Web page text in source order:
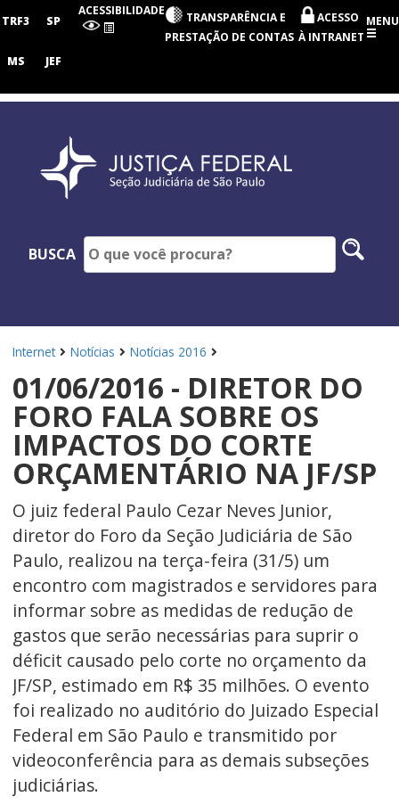
Judiciária
Paulo
TRF3 SP
MS JEF
ACESSIBILIDADE
TRANSPARÊNCIA E
PRESTAÇÃO DE CONTAS
ACESSO
À INTRANET
MENU
BUSCA
Internet Notícias Notícias 2016
01/06/2016 - DIRETOR DO
FORO FALA SOBRE OS
IMPACTOS DO CORTE
ORÇAMENTÁRIO NA JF/SP
O juiz federal Paulo Cezar Neves Junior,
diretor do Foro da Seção Judiciária de São
Paulo, realizou na terça-feira (31/5) um
encontro com magistrados e servidores para
informar sobre as medidas de redução de
gastos que serão necessárias para suprir o
déficit causado pelo corte no orçamento da
JF/SP, estimado em R$ 35 milhões. O evento
foi realizado no auditório do Juizado Especial
Federal em São Paulo e transmitido por
videoconferência para as demais subseções
judiciárias.